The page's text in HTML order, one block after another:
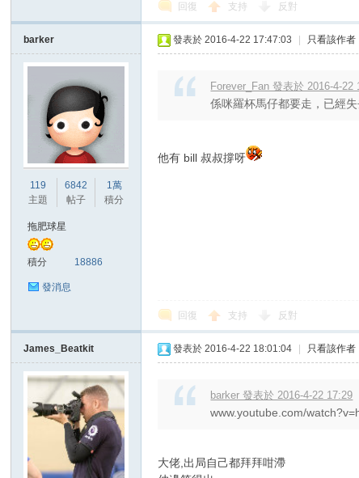
回復 支持 反對
barker
119
主題
6842
帖子
1萬
積分
拖肥球星
積分 18886
發消息
發表於 2016-4-22 17:47:03 只看該作者
Forever_Fan 發表於 2016-4-22
係咪羅杯馬仔都要走，已經
他有 bill 叔叔撐呀
回復 支持 反對
James_Beatkit 發表於 2016-4-22 18:01:04 只看該作者
barker 發表於 2016-4-22 17:29
www.youtube.com/
大佬,出局自己都拜拜咁滯